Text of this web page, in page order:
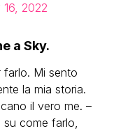
16, 2022
a Sky.
farlo. Mi sento
la mia storia.
il vero me. –
su come farlo,